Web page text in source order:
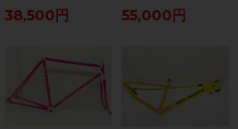
38,500円 55,000円